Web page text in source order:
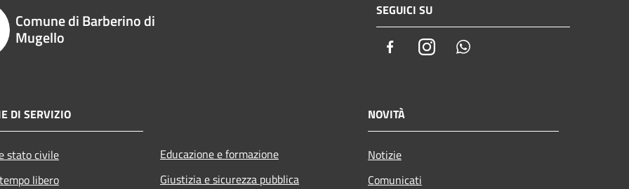
Comune di Barberino di
Mugello
SEGUICI SU
FacebookInstagram
DI SERVIZIO
stato civile
libero
Educazione e formazione
Giustizia e sicurezza pubblica
NOVITÀ
Notizie
Comunicati